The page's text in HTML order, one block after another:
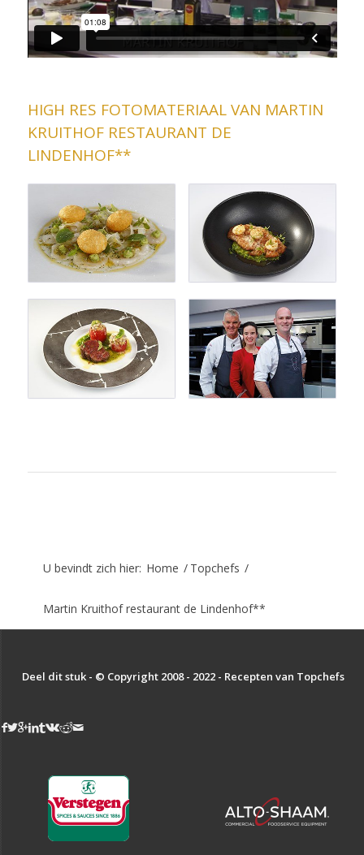
HIGH RES FOTOMATERIAAL VAN MARTIN
KRUITHOF RESTAURANT DE
LINDENHOF**
U bevindt zich hier: Home / Topchefs /
Martin Kruithof restaurant de Lindenhof**
Deel dit stuk - © Copyright 2008 - 2022 - Recepten van Topchefs